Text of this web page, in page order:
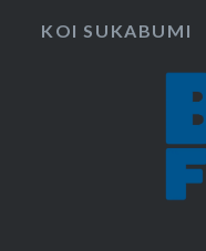
KOI SUKABUMI